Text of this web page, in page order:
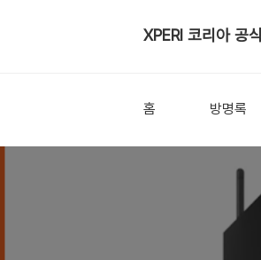
XPERI 코리아 공
홈 방명록